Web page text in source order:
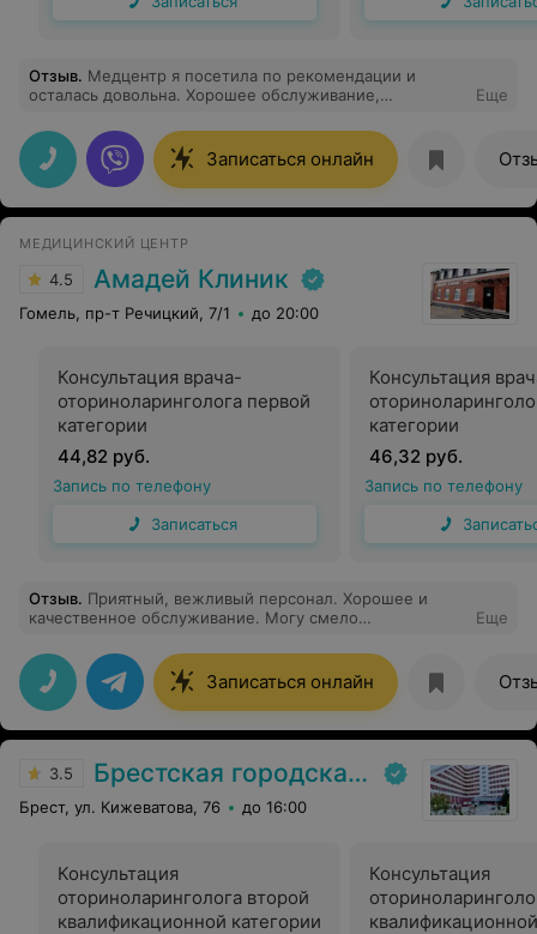
Отзыв. Медцентр я посетила по рекомендации и
осталась довольна. Хорошее обслуживание,
компетентные, квалифицированные, всегда помогут и
все подробно расскажут. Спасибо!
Еще
Записаться онлайн
МЕДИЦИНСКИЙ ЦЕНТР
4.5 Амадей Клиник
Гомель, пр-т Речицкий, 7/1 до 20:00
Консультация врача-
оториноларинголога первой
категории
44,82 руб.
Запись по телефону
Записаться
Консультация
категории
46,32 руб.
Запись по телефону
Отзыв. Приятный, вежливый персонал. Хорошее и
качественное обслуживание. Могу смело
Еще
Записаться онлайн
3.5 Брестская городская больница № 1
Брест, ул. Кижеватова, 76 до 16:00
Консультация
оториноларинголога второй
квалификационной категории
Консультация